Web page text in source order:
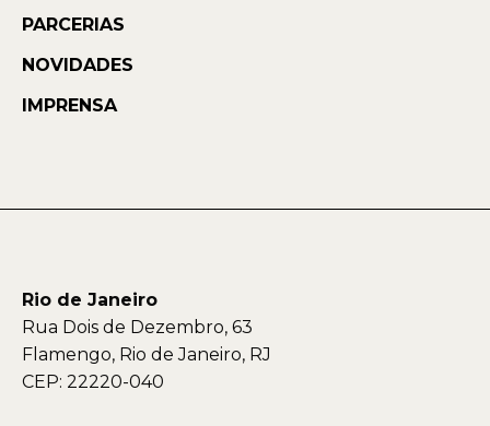
PARCERIAS
NOVIDADES
IMPRENSA
Rio de Janeiro
Rua Dois de Dezembro, 63
Flamengo, Rio de Janeiro, RJ
CEP: 22220-040